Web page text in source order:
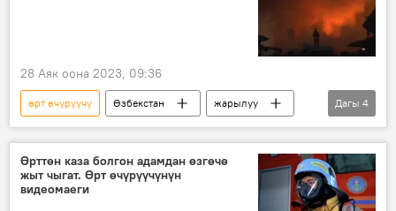
28 Аяк оона 2023, 09:36
өрт өчүрүүчү Өзбекстан
жарылуу
кампа
өрт ӨКМ Видео
Дагы 4
Өрттөн каза болгон адамдан өзгөчө
жыт чыгат. Өрт өчүрүүчүнүн
видеомаеги